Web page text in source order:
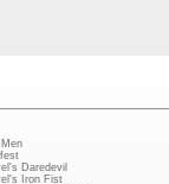
Daredevil
Iron Fist